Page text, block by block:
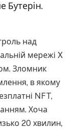
Бутерін.
над
мережі X
Зломник
в якому
NFT,
Хоча
20 хвилин,